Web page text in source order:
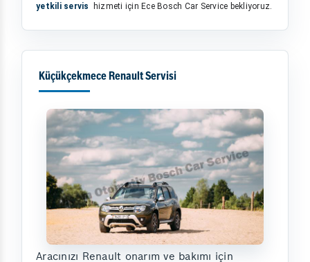
yetkili servis hizmeti için Ece Bosch Car Service bekliyoruz.
Küçükçekmece Renault Servisi
Aracınızı Renault onarım ve bakımı için